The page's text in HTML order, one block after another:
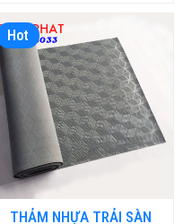
Hot
THẢM NHỰA TRẢI SÀN